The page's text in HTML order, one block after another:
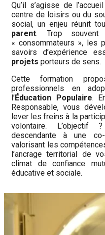
Qu’il s’agisse de
centre de loisirs ou du
social, un enjeu réunit
parent. Trop
« consommateurs », les
savoirs d’expérience
projets porteurs de sens.
Cette formation
professionnels en
l’Éducation Populaire.
Responsable, vous
lever les freins à la
volontaire. L’objectif
descendante à une co-
valorisant les
l’ancrage territorial de
climat de confiance
éducative et sociale.